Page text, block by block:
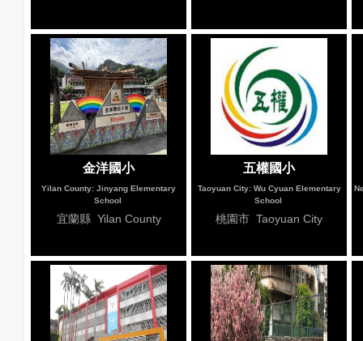
金洋國小
Yilan County: Jinyang Elementary
School
宜蘭縣 Yilan County
五權國小
Taoyuan City: Wu Cyuan Elementary
School
桃園市 Taoyuan City